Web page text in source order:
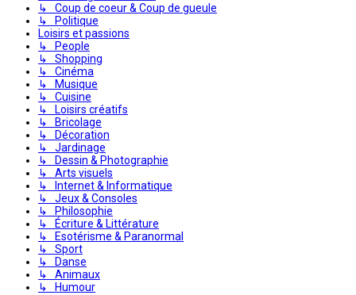
↳ Coup de coeur & Coup de gueule
↳ Politique
Loisirs et passions
↳ People
↳ Shopping
↳ Cinéma
↳ Musique
↳ Cuisine
↳ Loisirs créatifs
↳ Bricolage
↳ Décoration
↳ Jardinage
↳ Dessin & Photographie
↳ Arts visuels
↳ Internet & Informatique
↳ Jeux & Consoles
↳ Philosophie
↳ Écriture & Littérature
↳ Esotérisme & Paranormal
↳ Sport
↳ Danse
↳ Animaux
↳ Humour